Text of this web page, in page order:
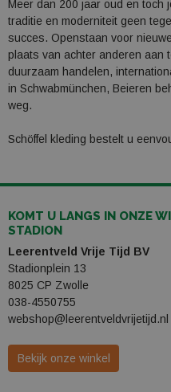
Meer dan 200 jaar oud en toch
traditie en moderniteit geen
succes. Openstaan ​​voor
plaats van achter anderen aan
duurzaam handelen,
in Schwabmünchen, Beieren
weg.
Schöffel kleding bestelt u
KOMT U LANGS IN ONZE
STADION
Leerentveld Vrije Tijd BV
Stadionplein 13
8025 CP Zwolle
038-4550755
webshop@leerentveldvrijetijd.nl
Bekijk onze winkel